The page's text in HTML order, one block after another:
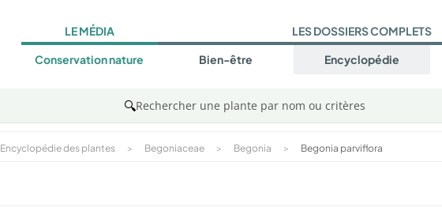
LE MÉDIA
Conservation nature
LES DOSSIERS COMPLETS
Bien-être Encyclopédie
🔍Rechercher une plante par nom ou critères
Encyclopédie des plantes > Begoniaceae > Begonia > Begonia parviflora